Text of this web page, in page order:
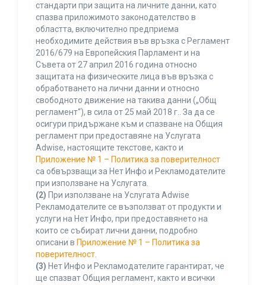
стандарти при защита на личните данни, като
спазва приложимото законодателство в
областта, включително предприема
необходимите действия във връзка с Регламент
2016/679 на Европейския Парламент и на
Съвета от 27 април 2016 година относно
защитата на физическите лица във връзка с
обработването на лични данни и относно
свободното движение на такива данни („Общ
регламент“), в сила от 25 май 2018 г.. За да се
осигури придържане към и спазване на Общия
регламент при предоставяне на Услугата
Adwise, настоящите текстове, както и
Приложение № 1 – Политика за поверителност
са обвързващи за Нет Инфо и Рекламодателите
при използване на Услугата.
(2) При използване на Услугата Adwise
Рекламодателите се възползват от продукти и
услуги на Нет Инфо, при предоставянето на
които се събират лични данни, подробно
описани в Приложение № 1 – Политика за
поверителност.
(3) Нет Инфо и Рекламодателите гарантират, че
ще спазват Общия регламент, както и всички